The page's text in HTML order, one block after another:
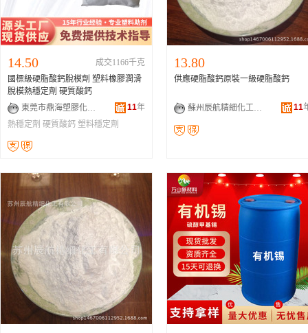
14.50
成交1166千克
國標級硬脂酸鈣脫模劑 塑料橡膠潤滑
脫模熱穩定劑 硬質酸鈣
東莞市鼎海塑膠化工有限公司
11年
熱穩定劑 硬質酸鈣 塑料穩定劑
13.80
供應硬脂酸鈣原裝一級硬脂酸鈣
蘇州辰航精細化工有限公司 11